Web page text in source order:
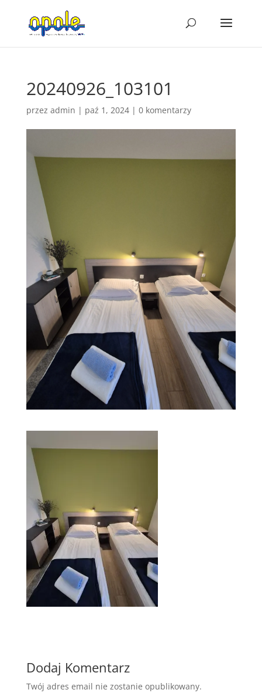
20240926_103101
przez admin | paź 1, 2024| 0 komentarzy
Dodaj Komentarz
Twój adres email nie zostanie opublikowany.